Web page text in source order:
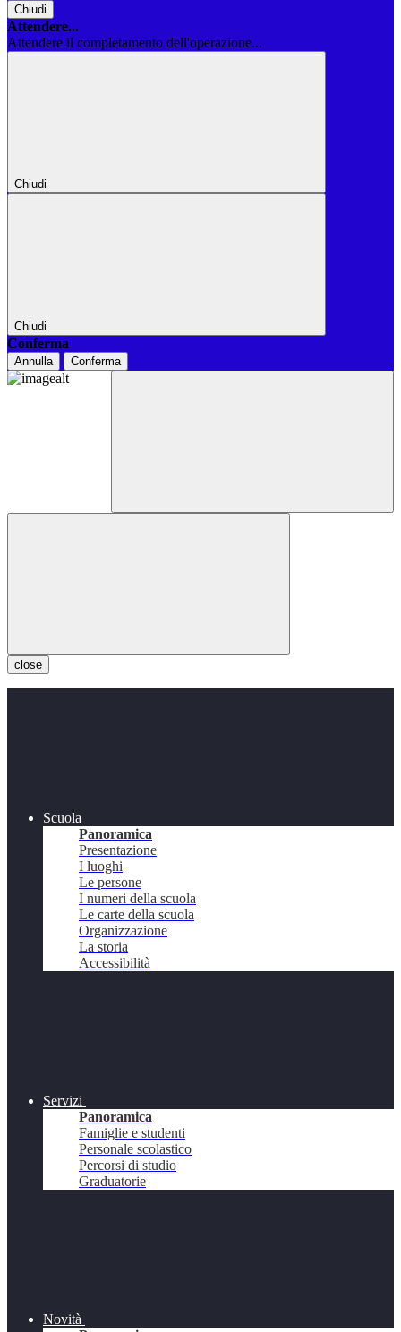
Chiudi
Attendere...
Attendere il completamento dell'operazione...
Chiudi
Chiudi
Conferma
Annulla Conferma
close
Scuola
Panoramica
Presentazione
I luoghi
Le persone
I numeri della scuola
Le carte della scuola
Organizzazione
La storia
Accessibilità
Servizi
Panoramica
Famiglie e studenti
Personale scolastico
Percorsi di studio
Graduatorie
Novità